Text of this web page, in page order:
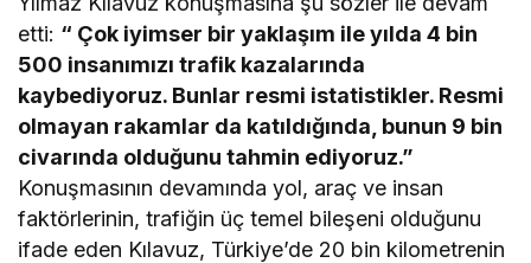
etti: “ Çok iyimser bir yaklaşım ile yılda 4 bin
500 insanımızı trafik kazalarında
kaybediyoruz. Bunlar resmi istatistikler. Resmi
olmayan rakamlar da katıldığında, bunun 9 bin
civarında olduğunu tahmin ediyoruz.”
Konuşmasının devamında yol, araç ve insan
faktörlerinin, trafiğin üç temel bileşeni olduğunu
ifade eden Kılavuz, Türkiye’de 20 bin kilometrenin